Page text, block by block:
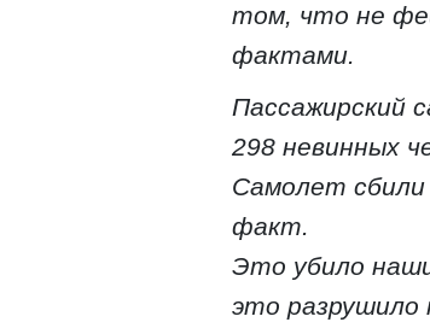
том, что не
фактами.
Пассажирский
298 невинных
Самолет сбили
факт.
Это убило
это разрушило